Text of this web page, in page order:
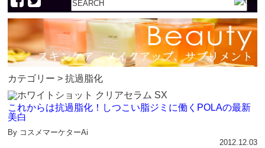
カテゴリー > 抗過脂化
これからは抗過脂化！しつこい脂ジミに働くPOLAの最新
美白
By コスメマーケターAi
2012.12.03